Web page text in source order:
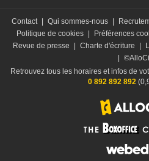
Contact Qui sommes-nous
Politique de cookies
Préférences
Revue de presse
Charte d'écriture
Retrouvez tous les horaires et infos de
0 892 892 892